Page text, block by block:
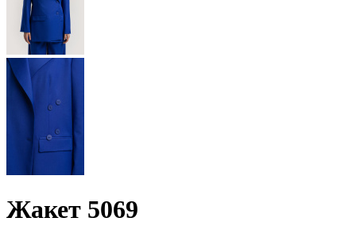
Жакет 5069